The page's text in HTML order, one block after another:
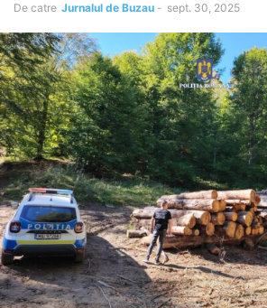
De catre Jurnalul de Buzau - sept. 30, 2025